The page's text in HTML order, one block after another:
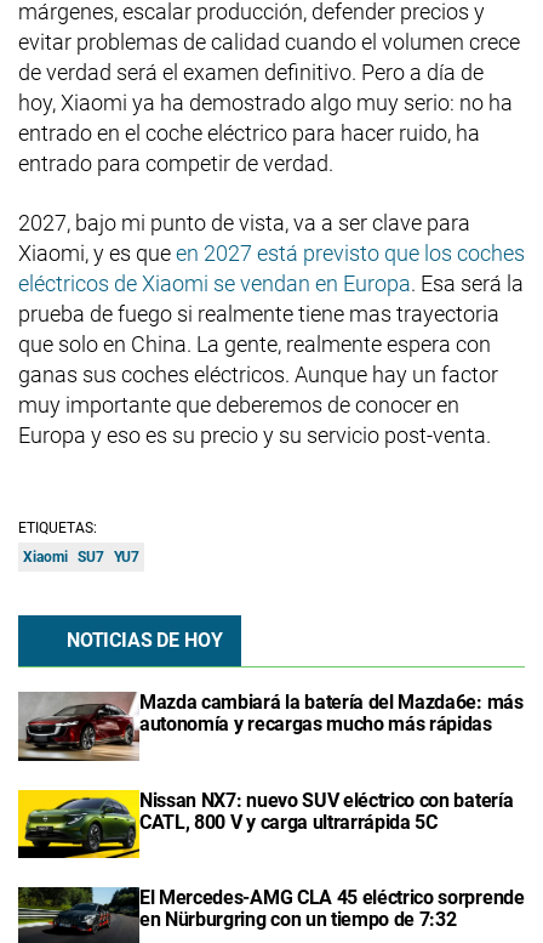
márgenes, escalar producción, defender precios y
evitar problemas de calidad cuando el volumen crece
de verdad será el examen definitivo. Pero a día de
hoy, Xiaomi ya ha demostrado algo muy serio: no ha
entrado en el coche eléctrico para hacer ruido, ha
entrado para competir de verdad.
2027, bajo mi punto de vista, va a ser clave para
Xiaomi, y es queen 2027 está previsto que los coches
eléctricos de Xiaomi se vendan en Europa. Esa será la
prueba de fuego si realmente tiene mas trayectoria
que solo en China. La gente, realmente espera con
ganas sus coches eléctricos. Aunque hay un factor
muy importante que deberemos de conocer en
Europa y eso es su precio y su servicio post-venta.
ETIQUETAS:
Xiaomi SU7 YU7
NOTICIAS DE HOY
Mazda cambiará la batería del Mazda6e: más
autonomía y recargas mucho más rápidas
Nissan NX7: nuevo SUV eléctrico con batería
CATL, 800 V y carga ultrarrápida 5C
El Mercedes-AMG CLA 45 eléctrico sorprende
en Nürburgring con un tiempo de 7:32